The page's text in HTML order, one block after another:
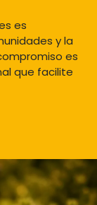
es
y la
es
que facilite